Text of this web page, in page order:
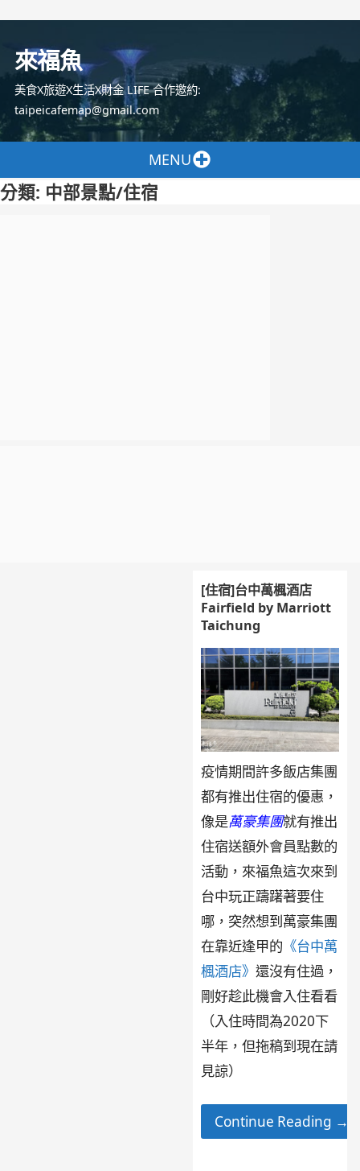
容
來福魚
美食X旅遊X生活X財金 LIFE 合作邀約:
taipeicafemap@gmail.com
MENU
分類: 中部景點/住宿
[住宿]台中萬楓酒店
Fairfield by Marriott
Taichung
疫情期間許多飯店集團
都有推出住宿的優惠，
像是萬豪集團就有推出
住宿送額外會員點數的
活動，來福魚這次來到
台中玩正躊躇著要住
哪，突然想到萬豪集團
在靠近逢甲的 《台中萬
楓酒店》還沒有住過，
剛好趁此機會入住看看
（入住時間為2020下
半年，但拖稿到現在請
見諒）
Continue Reading →